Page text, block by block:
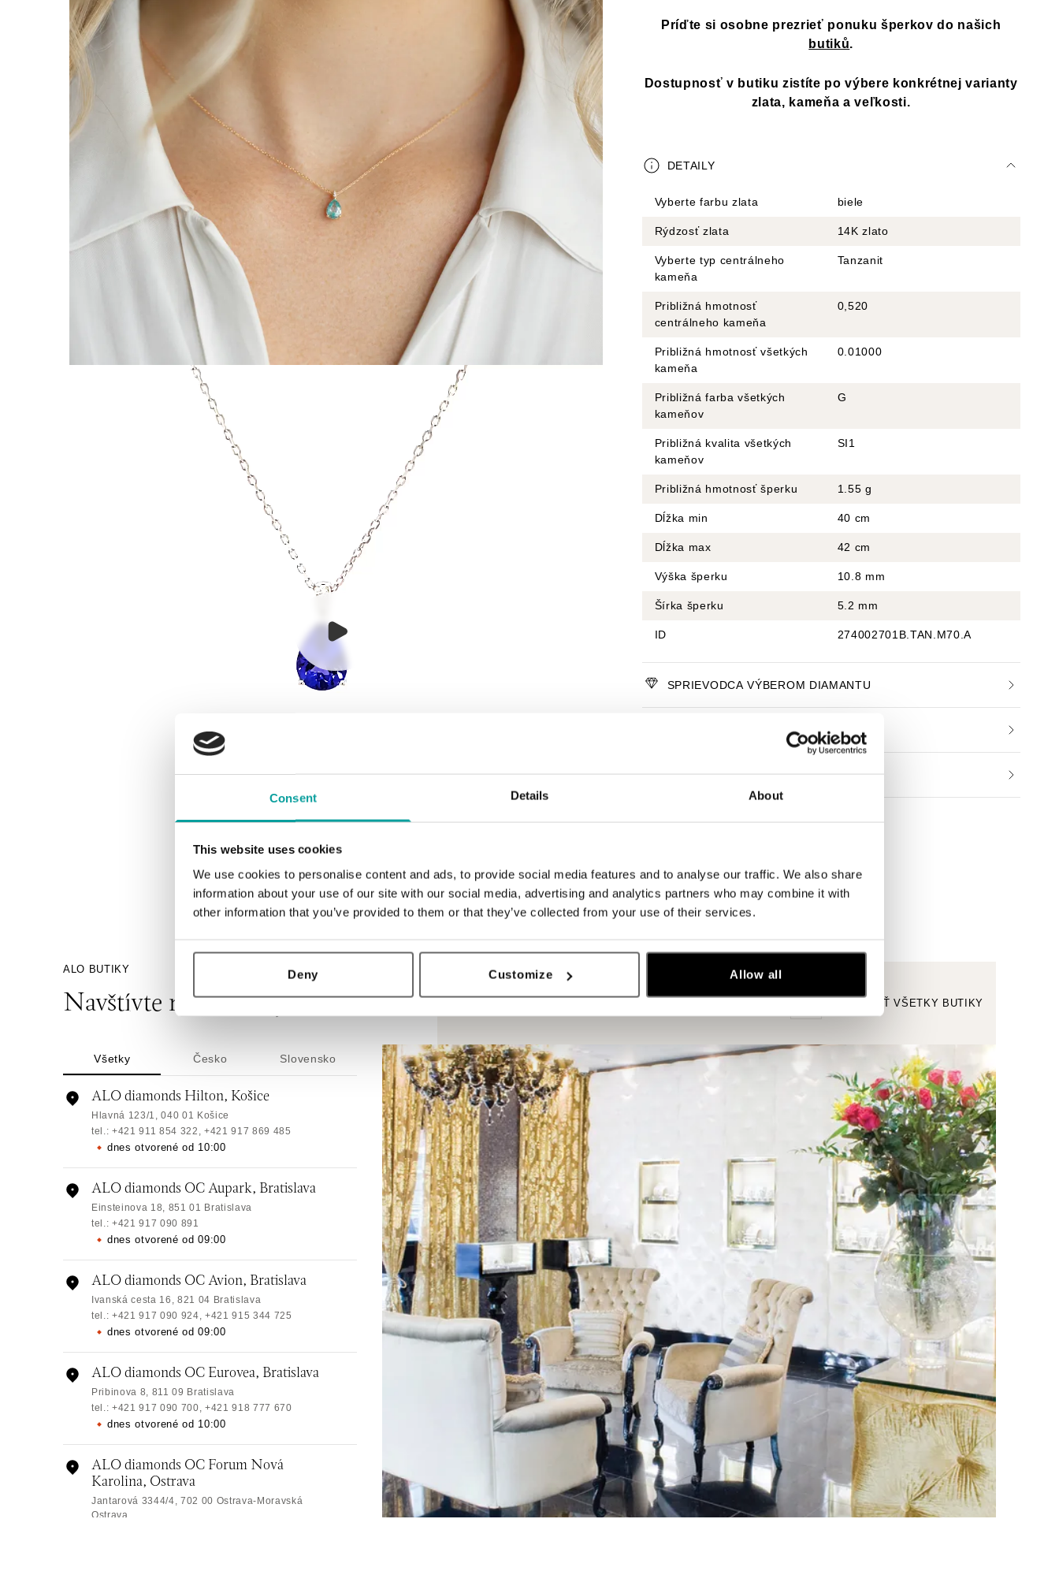
Consent Details About
This website uses cookies
We use cookies to personalise content and ads, to provide social media features and to analyse our traffic. We also share
information about your use of our site with our social media, advertising and analytics partners who may combine it with
other information that you’ve provided to them or that they’ve collected from your use of their services.
Deny Customize Allow all
Príďte si osobne prezrieť ponuku šperkov do našich
butiků.
Dostupnosť v butiku zistíte po výbere konkrétnej varianty
zlata, kameňa a veľkosti.
DETAILY
Vyberte farbu zlata biele
Rýdzosť zlata 14K zlato
Vyberte typ centrálneho
kameňa
Tanzanit
Približná hmotnosť
centrálneho kameňa
0,520
Približná hmotnosť všetkých
kameňa
0.01000
Približná farba všetkých
kameňov
G
Približná kvalita všetkých
kameňov
SI1
Približná hmotnosť šperku 1.55 g
Dĺžka min 40 cm
Dĺžka max 42 cm
Výška šperku 10.8 mm
Šírka šperku 5.2 mm
ID 274002701B.TAN.M70.A
SPRIEVODCA VÝBEROM DIAMANTU
STAROSTLIVOSŤ O ŠPERK
CERTIFIKÁT PRAVOSTI
ALO BUTIKY
Navštívte naše butiky ZOBRAZIŤ VŠETKY BUTIKY
Všetky Česko Slovensko
ALO diamonds Hilton, Košice
Hlavná 123/1, 040 01 Košice
tel.: +421 911 854 322, +421 917 869 485
dnes otvorené od 10:00
ALO diamonds OC Aupark, Bratislava
Einsteinova 18, 851 01 Bratislava
tel.: +421 917 090 891
dnes otvorené od 09:00
ALO diamonds OC Avion, Bratislava
Ivanská cesta 16, 821 04 Bratislava
tel.: +421 917 090 924, +421 915 344 725
dnes otvorené od 09:00
ALO diamonds OC Eurovea, Bratislava
Pribinova 8, 811 09 Bratislava
tel.: +421 917 090 700, +421 918 777 670
dnes otvorené od 10:00
ALO diamonds OC Forum Nová
Karolina, Ostrava
Jantarová 3344/4, 702 00 Ostrava-Moravská
Ostrava